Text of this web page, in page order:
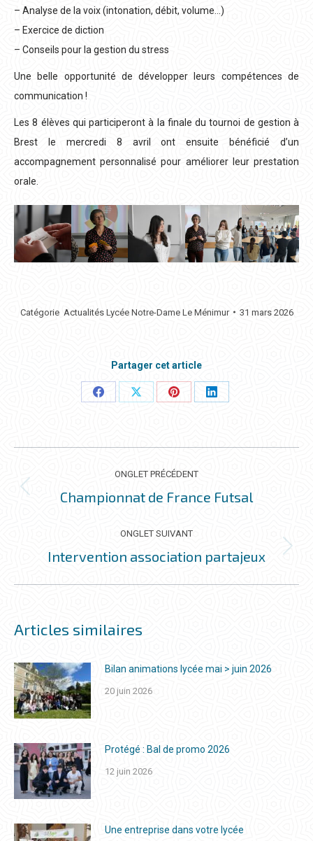
– Analyse de la voix (intonation, débit, volume…)
– Exercice de diction
– Conseils pour la gestion du stress
Une belle opportunité de développer leurs compétences de
communication !
Les 8 élèves qui participeront à la finale du tournoi de gestion à
Brest le mercredi 8 avril ont ensuite bénéficié d’un
accompagnement personnalisé pour améliorer leur prestation
orale.
Catégorie Actualités Lycée Notre-Dame Le Ménimur 31 mars 2026
Partager cet article
PartagerPartagerPartagerPartager
NAVIGATION
DE
COMMENTAIRE
ONGLET PRÉCÉDENT
Onglet
Championnat de France Futsal
ONGLET SUIVANT
Onglet
Intervention association partajeux
Articles similaires
Bilan animations lycée mai > juin 2026
20 juin 2026
Protégé : Bal de promo 2026
12 juin 2026
Une entreprise dans votre lycée